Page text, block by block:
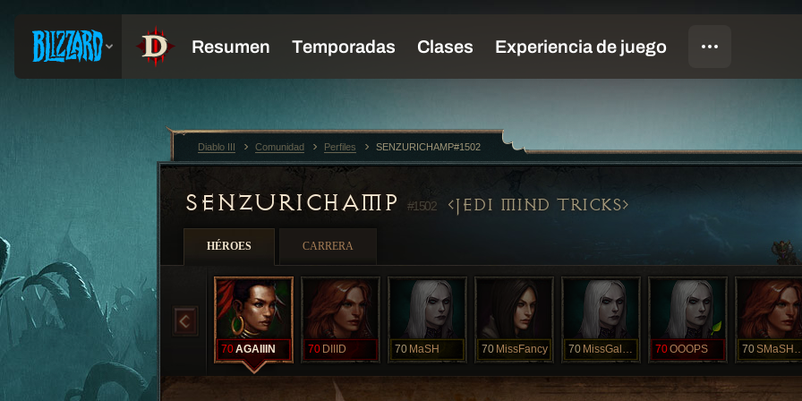
SENZURICHAMP #1502 JEDI MIND TRICKS
HÉROES CARRERA
70AGAIIIN 70 DIIID 70 MaSH 70 MissFancy 70 MissGalaxy 70OOOPS 70
Diablo III Comunidad Perfiles SENZURICHAMP#1502